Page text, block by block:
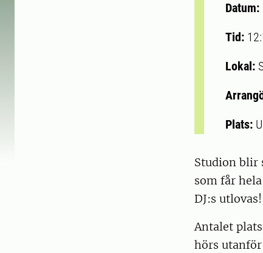
Datum:
Tid:
Lokal:
Plats:
Studion blir
som får
DJ:s
Antalet
hörs